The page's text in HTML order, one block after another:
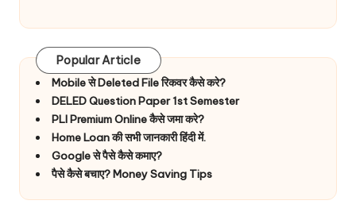
Popular Article
Mobile से Deleted File रिकवर कैसे करे?
DELED Question Paper 1st Semester
PLI Premium Online कैसे जमा करे?
Home Loan की सभी जानकारी हिंदी में.
Google से पैसे कैसे कमाए?
पैसे कैसे बचाए? Money Saving Tips